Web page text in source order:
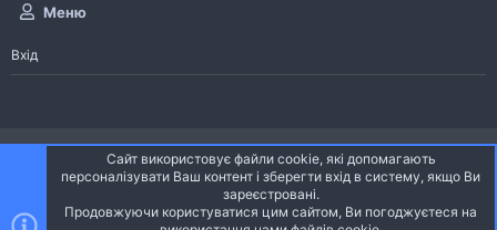
Меню
Вхід
Ніч Українська (UA)
Community platform by XenForo® © 2010-2026 XenForo Ltd.
Community platform by XenForo © 2010-2022 XenForo Ltd. | dev: Pages
Сайт використовує файли cookie, які допомагають
персоналізувати Ваш контент і зберегти вхід в систему, якщо Ви
зареєстровані.
Продовжуючи користуватися цим сайтом, Ви погоджуєтеся на